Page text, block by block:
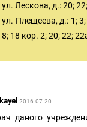
ул. Лескова, д.: 20;
ул. Плещеева, д.: 1;
18 кор. 2; 20; 22;
2016-07-20
даного